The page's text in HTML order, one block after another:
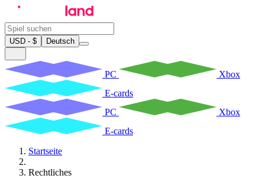
USD - $ Deutsch
PC
Xbox
E-cards
PC
Xbox
E-cards
Startseite
Rechtliches